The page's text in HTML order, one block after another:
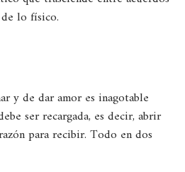
lo físico.
y de dar amor es inagotable
ser recargada, es decir, abrir
para recibir. Todo en dos